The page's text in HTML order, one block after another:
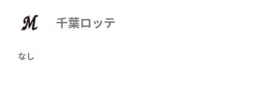
千葉ロッテ
なし